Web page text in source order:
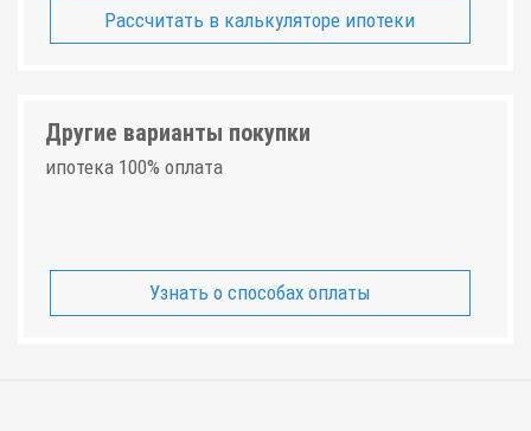
Рассчитать в калькуляторе ипотеки
Другие варианты покупки
ипотека 100% оплата
Узнать о способах оплаты